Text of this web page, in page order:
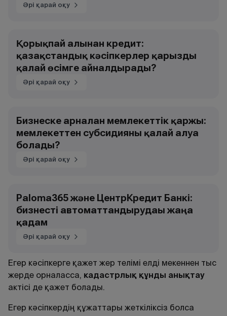
Әрі қарай оқу
Қорықпай алынған кредит:
қазақстандық кәсіпкерлер қарызды
қалай өсімге айналдырады?
Әрі қарай оқу
Бизнеске арналған мемлекеттік қаржы:
мемлекеттен субсидияны қалай алуға
болады?
Әрі қарай оқу
Paloma365 және ЦентрКредит Банкі:
бизнесті автоматтандырудағы жаңа
қадам
Әрі қарай оқу
Егер кәсіпкерге қажет жер телімі елді мекеннен тыс
жерде орналасса, кадастрлық құнды анықтау
актісі де қажет болады.
Егер кәсіпкердің құжаттары жеткіліксіз болса